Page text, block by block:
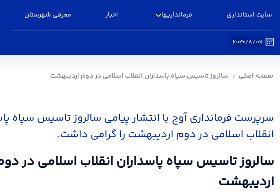
سایت استانداری فرمانداریها اخبار معرفی شهرستان
2026/8/07
صفحه اصلی سالروز تاسیس سپاه پاسداران انقلاب اسلامی در دوم اردیبهشت
سرپرست فرمانداری آوج با انتشار پیامی سالروز تاسیس سپاه
انقلاب اسلامی در دوم اردیبهشت را گرامی داشت.
سالروز تاسیس سپاه پاسداران انقلاب اسلامی در
اردیبهشت